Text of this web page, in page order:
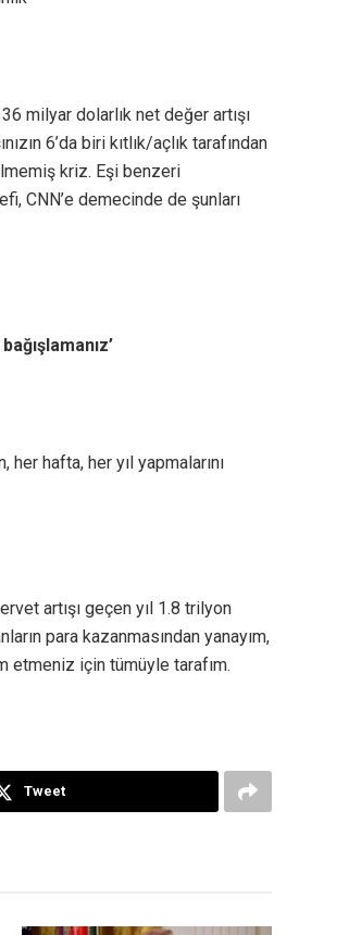
milyar dolarlık net değer artışı
6’da biri kıtlık/açlık tarafından
kriz. Eşi benzeri
CNN’e demecinde de şunları
hafta, her yıl yapmalarını
artışı geçen yıl 1.8 trilyon
para kazanmasından yanayım,
etmeniz için tümüyle tarafım.
Tweet